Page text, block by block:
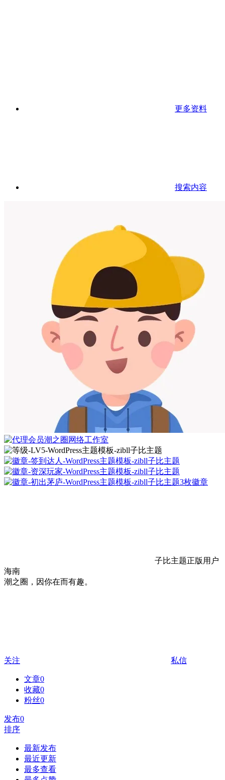
更多资料
搜索内容
潮之圈网络工作室
3枚徽章
子比主题正版用户
海南
潮之圈，因你在而有趣。
关注 私信
文章0
收藏0
粉丝0
发布0
排序
最新发布
最近更新
最多查看